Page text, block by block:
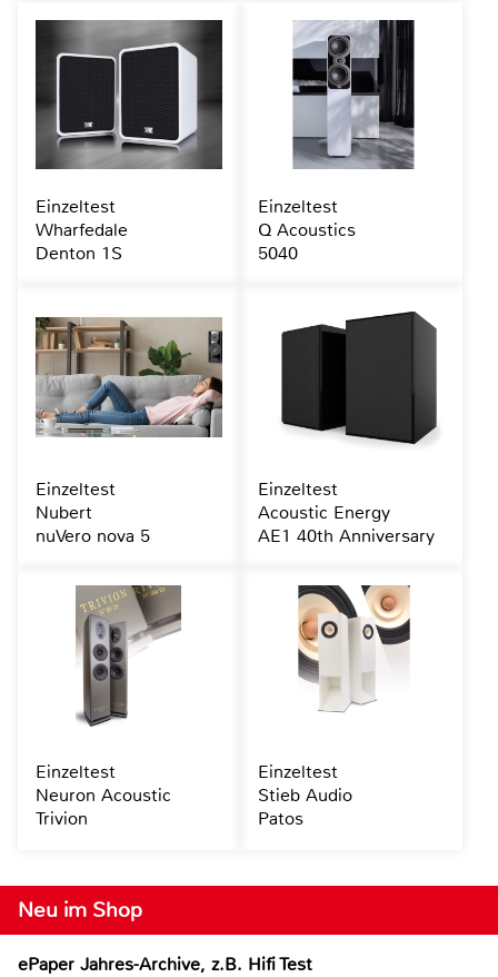
Neu im Shop
ePaper Jahres-Archive, z.B. Hifi Test
Einzeltest
Wharfedale
Denton 1S
Einzeltest
Q Acoustics
5040
Einzeltest
Nubert
nuVero nova 5
Einzeltest
Acoustic Energy
AE1 40th Anniversary
Einzeltest
Neuron Acoustic
Trivion
Einzeltest
Stieb Audio
Patos